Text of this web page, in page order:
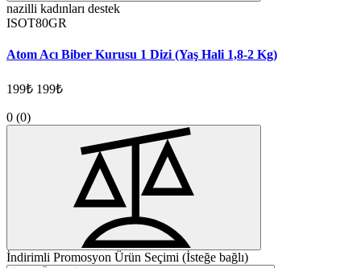
nazilli kadınları destek
ISOT80GR
Atom Acı Biber Kurusu 1 Dizi (Yaş Hali 1,8-2 Kg)
199₺ 199₺
0 (0)
İndirimli Promosyon Ürün Seçimi (İsteğe bağlı)